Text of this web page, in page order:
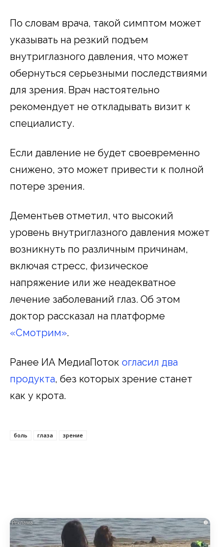
По словам врача, такой симптом может
указывать на резкий подъем
внутриглазного давления, что может
обернуться серьезными последствиями
для зрения. Врач настоятельно
рекомендует не откладывать визит к
специалисту.
Если давление не будет своевременно
снижено, это может привести к полной
потере зрения.
Дементьев отметил, что высокий
уровень внутриглазного давления может
возникнуть по различным причинам,
включая стресс, физическое
напряжение или же неадекватное
лечение заболеваний глаз. Об этом
доктор рассказал на платформе
«Смотрим».
Ранее ИА МедиаПоток огласил два
продукта, без которых зрение станет
как у крота.
боль глаза зрение
i